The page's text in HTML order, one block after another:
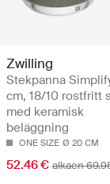
Zwilling
Stekpanna
cm, 18/10 rostfritt
med keramisk
beläggning
ONE SIZE Ø 20 CM
52.46 € alkaen